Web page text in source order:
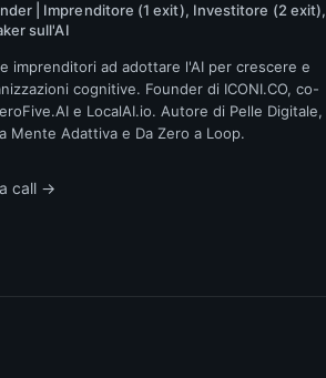
| Imprenditore (1 exit), Investitore (2 exit),
sull'AI
imprenditori ad adottare l'AI per crescere e
cognitive. Founder di ICONI.CO, co-
e LocalAI.io. Autore di Pelle Digitale,
Mente Adattiva e Da Zero a Loop.
call →